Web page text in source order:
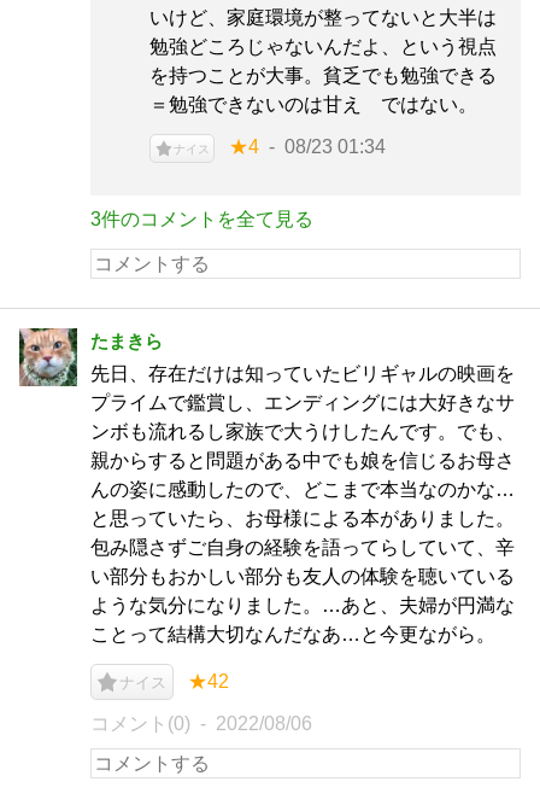
いけど、家庭環境が整ってないと大半は
勉強どころじゃないんだよ、という視点
を持つことが大事。貧乏でも勉強できる
＝勉強できないのは甘え ではない。
ナイス ★4 08/23 01:34
3件のコメントを全て見る
たまきら
先日、存在だけは知っていたビリギャルの映画を
プライムで鑑賞し、エンディングには大好きなサ
ンボも流れるし家族で大うけしたんです。でも、
親からすると問題がある中でも娘を信じるお母さ
んの姿に感動したので、どこまで本当なのかな…
と思っていたら、お母様による本がありました。
包み隠さずご自身の経験を語ってらしていて、辛
い部分もおかしい部分も友人の体験を聴いている
ような気分になりました。…あと、夫婦が円満な
ことって結構大切なんだなあ…と今更ながら。
ナイス ★42
コメント(0) 2022/08/06